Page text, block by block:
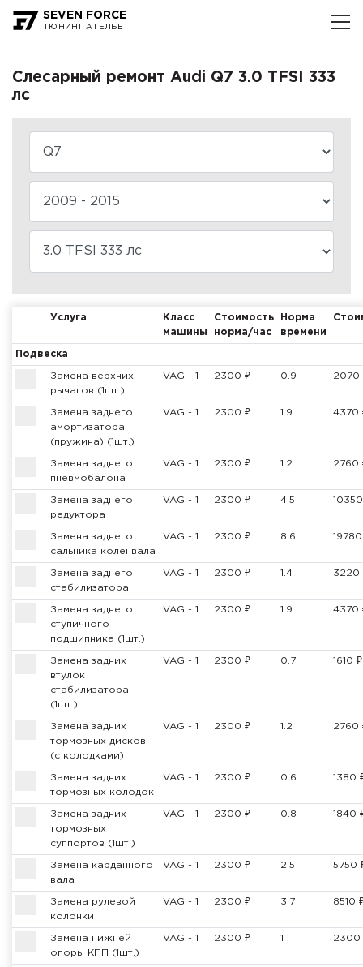
SEVEN FORCE
ТЮНИНГ АТЕЛЬЕ
Слесарный ремонт Audi Q7 3.0 TFSI 333
лс
Услуга
Класс
машины
Стоимость
норма/час
Норма
времени
Подвеска
Замена верхних
рычагов (1шт.)
VAG - 1 2300 ₽ 0.9 2070
Замена заднего
амортизатора
(пружина) (1шт.)
VAG - 1 2300 ₽ 1.9 4370
Замена заднего
пневмобалона
VAG - 1 2300 ₽ 1.2 2760
Замена заднего
редуктора
VAG - 1 2300 ₽ 4.5
Замена заднего
сальника коленвала
VAG - 1 2300 ₽ 8.6
Замена заднего
стабилизатора
VAG - 1 2300 ₽ 1.4 3220
Замена заднего
ступичного
подшипника (1шт.)
VAG - 1 2300 ₽ 1.9 4370
Замена задних
втулок
стабилизатора
(1шт.)
VAG - 1 2300 ₽ 0.7 1610 ₽
Замена задних
тормозных дисков
(с колодками)
VAG - 1 2300 ₽ 1.2 2760
Замена задних
тормозных колодок
VAG - 1 2300 ₽ 0.6 1380
Замена задних
тормозных
суппортов (1шт.)
VAG - 1 2300 ₽ 0.8 1840
Замена карданного
вала
VAG - 1 2300 ₽ 2.5 5750
Замена рулевой
колонки
VAG - 1 2300 ₽ 3.7 8510
Замена нижней
опоры КПП (1шт.)
VAG - 1 2300 ₽ 1 2300